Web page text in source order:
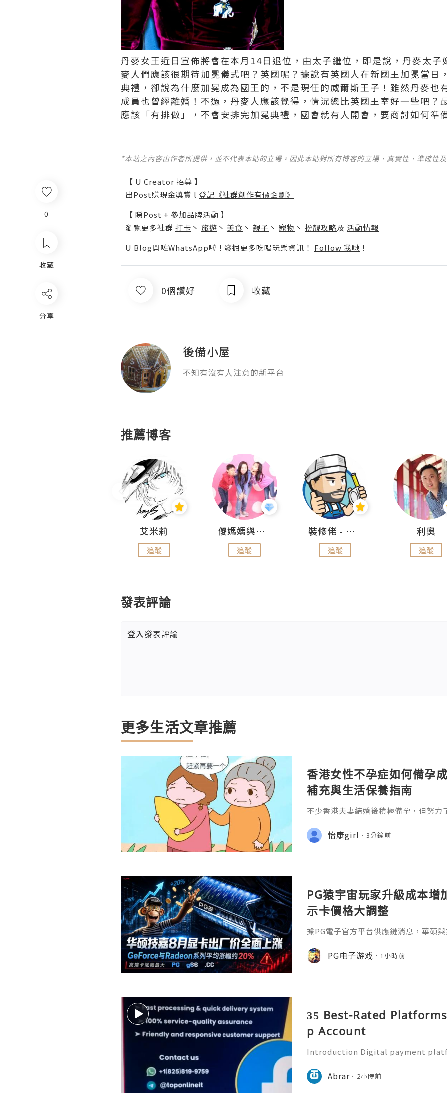
0
收藏
分享
丹麥女王近日宣佈將會在本月14日退位，由太子繼位，即是說，丹麥太子
麥人們應該很期待加冕儀式吧？英國呢？據說有英國人在新國王加冕當日
典禮，卻說為什麼加冕成為國王的，不是現任的威爾斯王子！雖然丹麥也
成員也曾經離婚！不過，丹麥人應該覺得，情況總比英國王室好一些吧？
應該「有排做」，不會安排完加冕典禮，國會就有人開會，要商討如何準
*本站之內容由作者所提供，並不代表本站的立場。因此本站對所有博客的立場、真實性、準確性
【 U Creator 招募 】
出Post賺現金獎賞 l 登記《社群創作有價企劃》
【 睇Post + 參加品牌活動 】
瀏覽更多社群 打卡 丶 旅遊 丶 美食 丶 親子 丶 寵物 丶 扮靚攻略及 活動情報
U Blog開咗WhatsApp啦！發掘更多吃喝玩樂資訊！ Follow 我哋 ！
0個讚好 收藏
後備小屋
不知有沒有人注意的新平台
推薦博客
艾米莉
追蹤
儍媽媽與兩隻小魔怪之家
追蹤
裝修佬 - 香港一站式網上裝修平台
追蹤
利奧
追蹤
發表評論
登入發表評論
更多生活文章推薦
香港女性不孕症如何備孕
補充與生活保養指南
不少香港夫妻結婚後積極備孕，但努
律性生活超過一年仍未懷孕;或35歲以
功，就建議盡快接受不孕症評估。
怡康girl 3分鐘前
PG猿宇宙玩家升級成本增
示卡價格大調整
據PG電子官方平台供應鏈消息，華碩
漲幅約20%。其中，華碩旗艦 RTX
人民幣，RTX 5080、RTX 5070 Ti等
PG电子游戏 1小時前
35 Best-Rated
p Account
Introduction Digital payment
e payment applications to send
manage expenses, and comp
Abrar 2小時前